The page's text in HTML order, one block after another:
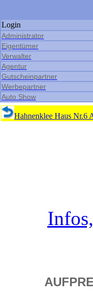
Login
Administrator
Eigentümer
Verwalter
Agentur
Gutscheinpartner
Werbepartner
Auto Show
Hahnenklee Haus Nr.6